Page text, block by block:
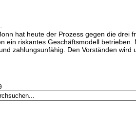
hat heute der Prozess gegen die drei
ein riskantes Geschäftsmodell
zahlungsunfähig. Den Vorständen wird